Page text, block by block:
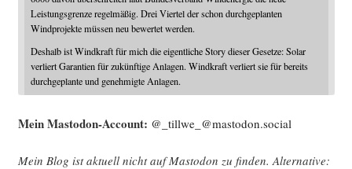
Leistungsgrenze regelmäßig. Drei Viertel der schon durchgeplanten
Windprojekte müssen neu bewertet werden.
Deshalb ist Windkraft für mich die eigentliche Story dieser Gesetze: Solar
verliert Garantien für zukünftige Anlagen. Windkraft verliert sie für bereits
durchgeplante und genehmigte Anlagen.
Mein Mast­o­don-Account: @_tillwe_@mastodon.social
Mein Blog ist aktu­ell nicht auf Mast­o­don zu fin­den. Alter­na­ti­ve: